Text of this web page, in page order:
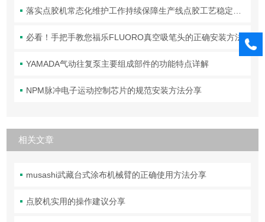
落实点胶机常态化维护工作持续保障生产线点胶工艺稳定合规
必看！手把手教您福乐FLUORO真空吸笔头的正确安装方法
YAMADA气动往复泵主要组成部件的功能特点详解
NPM脉冲电子运动控制芯片的规范安装方法分享
相关文章
musashi武藏台式涂布机械臂的正确使用方法分享
点胶机实用的操作建议分享